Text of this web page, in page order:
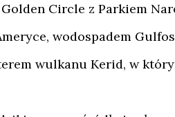
Circle z Parkiem
wodospadem
wulkanu Kerid, w